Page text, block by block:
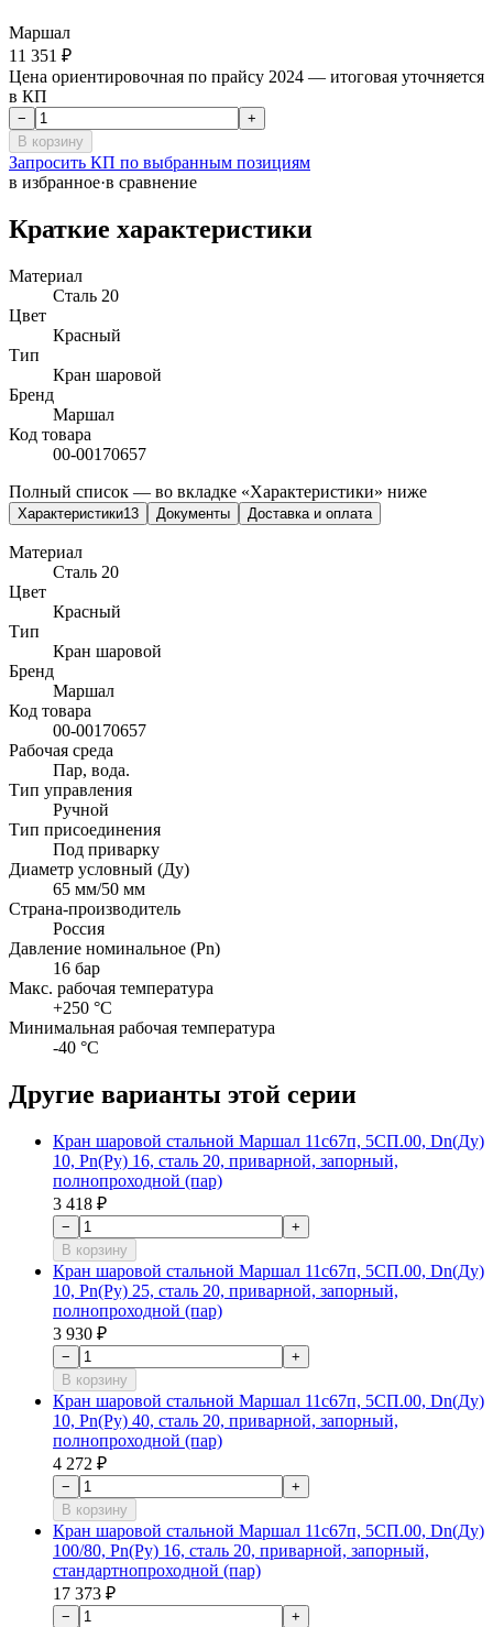
Маршал
11 351 ₽
Цена ориентировочная по прайсу 2024 — итоговая уточняется
в КП
−
+
В корзину
Запросить КП по выбранным позициям
в избранное·в сравнение
Краткие характеристики
Материал
Сталь 20
Цвет
Красный
Тип
Кран шаровой
Бренд
Маршал
Код товара
00-00170657
Полный список — во вкладке «Характеристики» ниже
Характеристики13 Документы Доставка и оплата
Материал
Сталь 20
Цвет
Красный
Тип
Кран шаровой
Бренд
Маршал
Код товара
00-00170657
Рабочая среда
Пар, вода.
Тип управления
Ручной
Тип присоединения
Под приварку
Диаметр условный (Ду)
65 мм/50 мм
Страна-производитель
Россия
Давление номинальное (Pn)
16 бар
Макс. рабочая температура
+250 °C
Минимальная рабочая температура
-40 °C
Другие варианты этой серии
Кран шаровой стальной Маршал 11с67п, 5СП.00, Dn(Ду)
10, Рn(Ру) 16, сталь 20, приварной, запорный,
полнопроходной (пар)
3 418 ₽
−
+
В корзину
Кран шаровой стальной Маршал 11с67п, 5СП.00, Dn(Ду)
10, Рn(Ру) 25, сталь 20, приварной, запорный,
полнопроходной (пар)
3 930 ₽
−
+
В корзину
Кран шаровой стальной Маршал 11с67п, 5СП.00, Dn(Ду)
10, Рn(Ру) 40, сталь 20, приварной, запорный,
полнопроходной (пар)
4 272 ₽
−
+
В корзину
Кран шаровой стальной Маршал 11с67п, 5СП.00, Dn(Ду)
100/80, Рn(Ру) 16, сталь 20, приварной, запорный,
стандартнопроходной (пар)
17 373 ₽
− +